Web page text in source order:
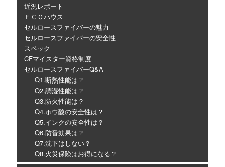
近況レポート
ＥＣＯハウス
セルロースファイバーの魅力
セルロースファイバーの安全性
スペック
CFマイスター資格制度
セルロースファイバーQ&A
Q1.断熱性能は？
Q2.調湿性能は？
Q3.防火性能は？
Q4.ホウ酸の安全性は？
Q5.インクの安全性は？
Q6.防音効果は？
Q7.沈下はしない？
Q8.火災保険はお得になる？